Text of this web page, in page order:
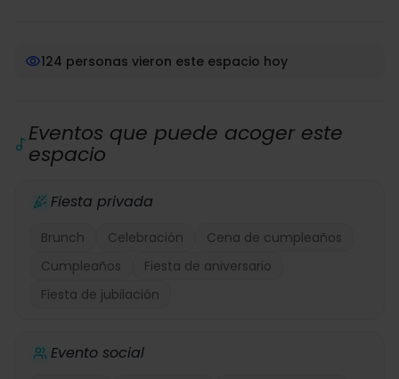
124 personas vieron este espacio hoy
Eventos que puede acoger este
espacio
Fiesta privada
Brunch Celebración
Cena de cumpleaños
Cumpleaños
Fiesta de aniversario
Fiesta de jubilación
Evento social